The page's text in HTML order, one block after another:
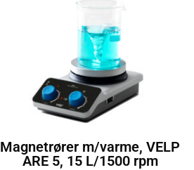
Magnetrører m/varme, VELP
ARE 5, 15 L/1500 rpm